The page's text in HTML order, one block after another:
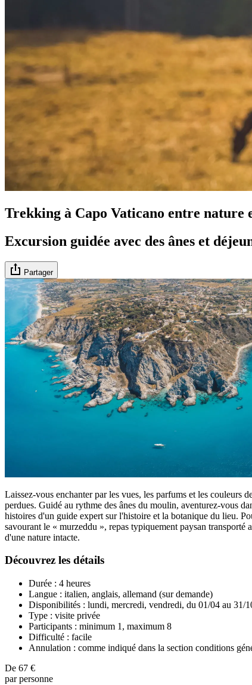
Trekking à Capo Vaticano entre nature
Excursion guidée avec des ânes et
Partager
Laissez-vous enchanter par les vues, les parfums et les couleurs
perdues. Guidé au rythme des ânes du moulin, aventurez-vous
histoires d'un guide expert sur l'histoire et la botanique du lieu.
savourant le « murzeddu », repas typiquement paysan
d'une nature intacte.
Découvrez les détails
Durée : 4 heures
Langue : italien, anglais, allemand (sur demande)
Disponibilités : lundi, mercredi, vendredi, du 01/04 au 31/
Type : visite privée
Participants : minimum 1, maximum 8
Difficulté : facile
Annulation : comme indiqué dans la section conditions
De 67 €
par personne